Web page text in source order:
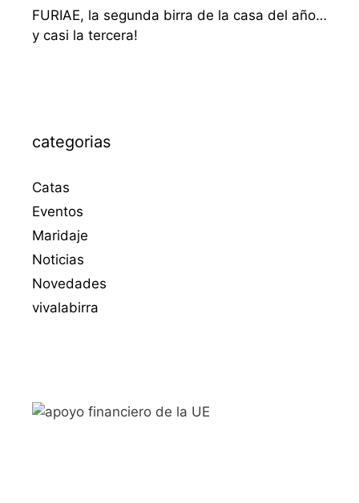
FURIAE, la segunda birra de la casa del año…
y casi la tercera!
categorias
Catas
Eventos
Maridaje
Noticias
Novedades
vivalabirra